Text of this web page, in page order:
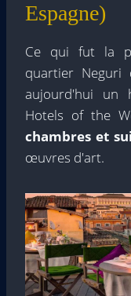
Espagne)
Ce qui fut la
quartier Neguri
aujourd'hui un
Hotels of the
chambres et
œuvres d'art.